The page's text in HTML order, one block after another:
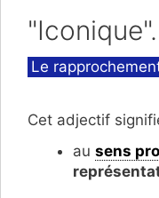
"Iconique".
Catégories
Le
Cet adjectif
au sens